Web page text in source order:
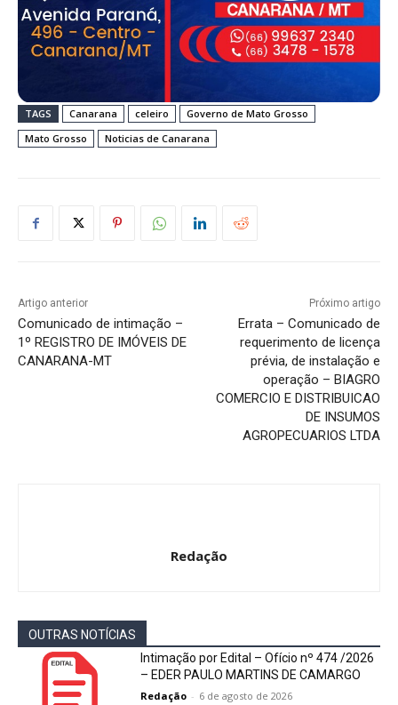
TAGS Canarana celeiro
Governo de Mato Grosso
Mato Grosso
Noticias de Canarana
Artigo anterior
Comunicado de intimação –
1º REGISTRO DE IMÓVEIS DE
CANARANA-MT
Próximo artigo
Errata – Comunicado de
requerimento de licença
prévia, de instalação e
operação – BIAGRO
COMERCIO E DISTRIBUICAO
DE INSUMOS
AGROPECUARIOS LTDA
Redação
OUTRAS NOTÍCIAS
Intimação por Edital – Ofício nº 474 /2026
– EDER PAULO MARTINS DE CAMARGO
Redação - 6 de agosto de 2026